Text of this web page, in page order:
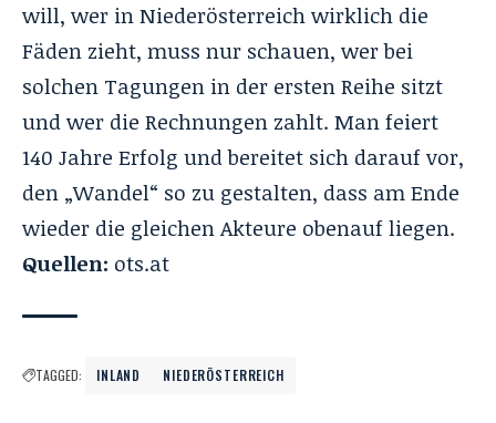
will, wer in Niederösterreich wirklich die
Fäden zieht, muss nur schauen, wer bei
solchen Tagungen in der ersten Reihe sitzt
und wer die Rechnungen zahlt. Man feiert
140 Jahre Erfolg und bereitet sich darauf vor,
den „Wandel“ so zu gestalten, dass am Ende
wieder die gleichen Akteure obenauf liegen.
Quellen: ots.at
TAGGED: INLAND NIEDERÖSTERREICH